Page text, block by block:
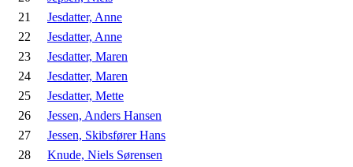
21
Jesdatter, Anne
22
Jesdatter, Anne
23
Jesdatter, Maren
24
Jesdatter, Maren
25
Jesdatter, Mette
26
Jessen, Anders Hansen
27
Jessen, Skibsfører Hans
28
Knude, Niels Sørensen